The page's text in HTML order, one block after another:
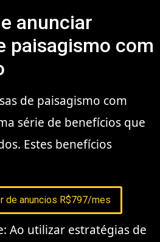
anunciar
paisagismo com
de paisagismo com
série de benefícios que
Estes benefícios
de anuncios R$797/mes
Ao utilizar estratégias de